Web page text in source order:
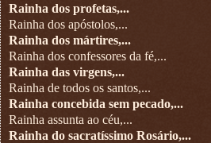
Rainha dos profetas,...
Rainha dos apóstolos,...
Rainha dos mártires,...
Rainha dos confessores da fé,...
Rainha das virgens,...
Rainha de todos os santos,...
Rainha concebida sem pecado,...
Rainha assunta ao céu,...
Rainha do sacratíssimo Rosário,...